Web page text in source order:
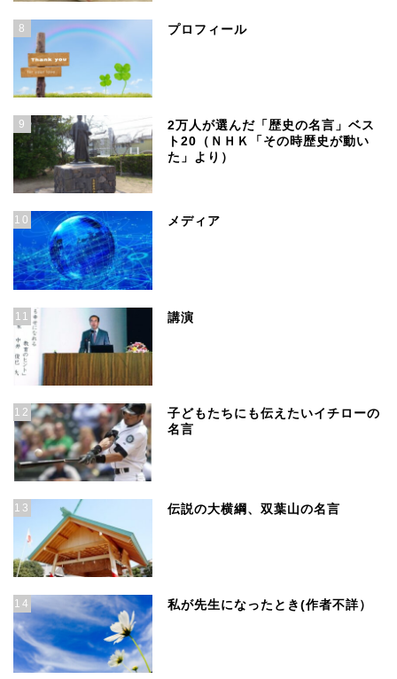
8 プロフィール
9
2万人が選んだ「歴史の名言」ベス
ト20（ＮＨＫ「その時歴史が動い
た」より）
10 メディア
11 講演
12
子どもたちにも伝えたいイチローの
名言
13 伝説の大横綱、双葉山の名言
14 私が先生になったとき(作者不詳）